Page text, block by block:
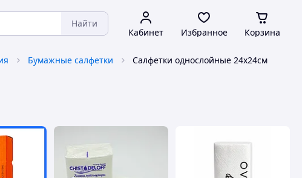
Найти
Кабинет Избранное Корзина
Бумажные салфетки Салфетки однослойные 24х24см